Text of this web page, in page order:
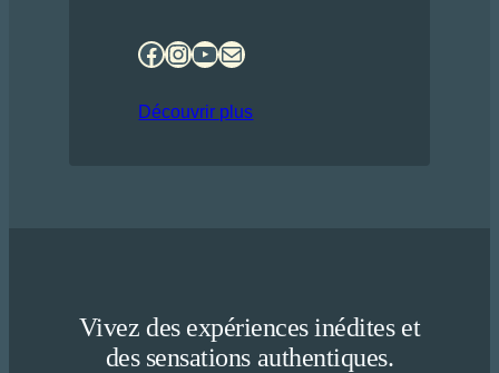
Facebook InstagramYouTube E-mail
Découvrir plus
Vivez des expériences inédites et
des sensations authentiques.